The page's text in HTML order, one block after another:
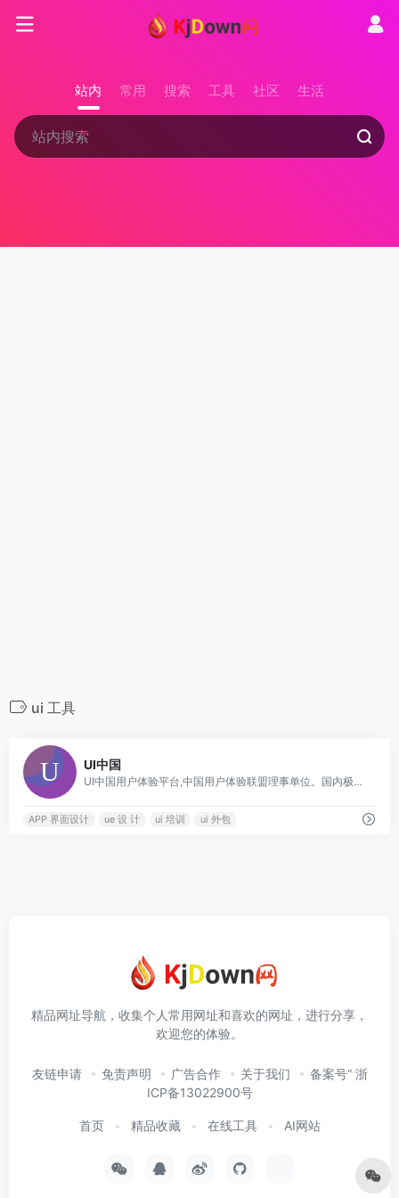
站内 常用 搜索 工具 社区 生活
ui 工具
UI中国
UI中国用户体验平台,中国用户体验联盟理事单位。国内极具影响力的设计平台之一。十多年来,携手会员150万+,共同致力于为设计师与企业搭建健康的设计生态！
APP 界面设计 ue 设 计 ui 培训 ui 外包
精品网址导航，收集个人常用网址和喜欢的网址，进行分享，
欢迎您的体验。
友链申请 免责声明 广告合作 关于我们
备案号“ 浙
ICP备13022900号
首页 精品收藏 在线工具 AI网站